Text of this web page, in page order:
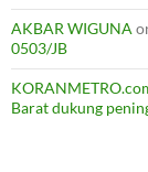
AKBAR WIGUNA
0503/JB
Barat dukung